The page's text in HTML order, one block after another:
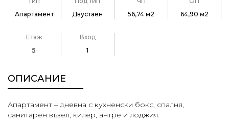
Апартамент
Двустаен
56,74 м2
64,90 м2
Етаж
5
Вход
1
ОПИСАНИЕ
Апартамент – дневна с кухненски бокс, спалня,
санитарен възел, килер, антре и лоджия.